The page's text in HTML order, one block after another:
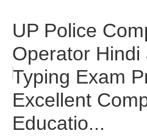
UP Police
Operator Hindi
Typing Exam
Excellent
Educatio...